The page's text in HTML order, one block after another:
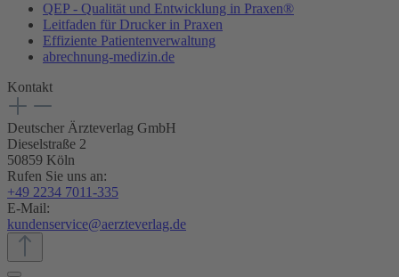
QEP - Qualität und Entwicklung in Praxen®
Leitfaden für Drucker in Praxen
Effiziente Patientenverwaltung
abrechnung-medizin.de
Kontakt
Deutscher Ärzteverlag GmbH
Dieselstraße 2
50859 Köln
Rufen Sie uns an:
+49 2234 7011-335
E-Mail:
kundenservice@aerzteverlag.de